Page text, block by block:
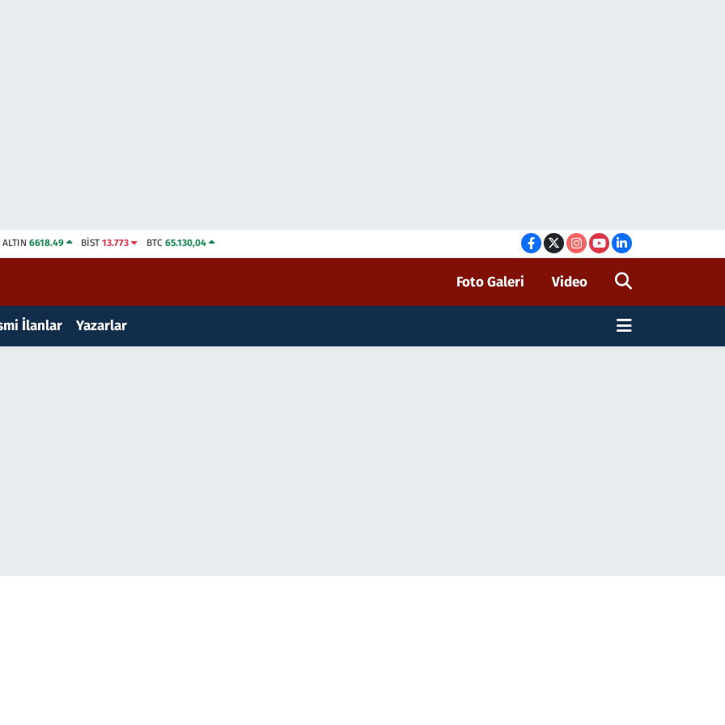
ALTIN 6618.49 BİST13.773 BTC 65.130,04
Foto Galeri Video
İlanlar Yazarlar